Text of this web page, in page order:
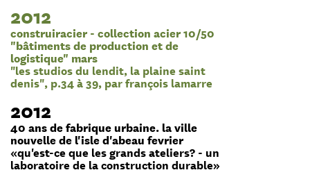
2012
construiracier - collection acier 10/50
"bâtiments de production et de
logistique" mars
"les studios du lendit, la plaine saint
denis", p.34 à 39, par françois lamarre
2012
40 ans de fabrique urbaine. la ville
nouvelle de l'isle d'abeau fevrier
«qu'est-ce que les grands ateliers? - un
laboratoire de la construction durable»